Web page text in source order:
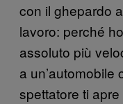
con il ghepardo
lavoro: perché
assoluto più
a un’automobile
spettatore ti